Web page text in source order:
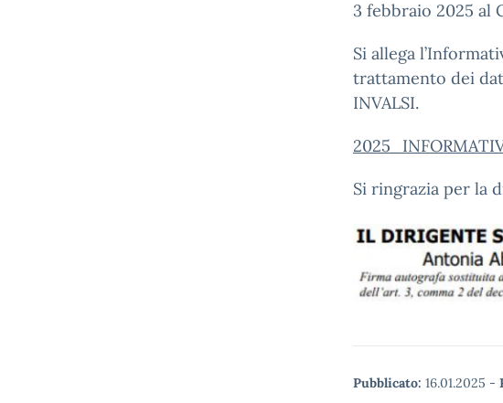
3 febbraio 2025 al
Si allega
trattamento dei
INVALSI.
Si ringrazia per la
Pubblicato: 16.01.2025 -